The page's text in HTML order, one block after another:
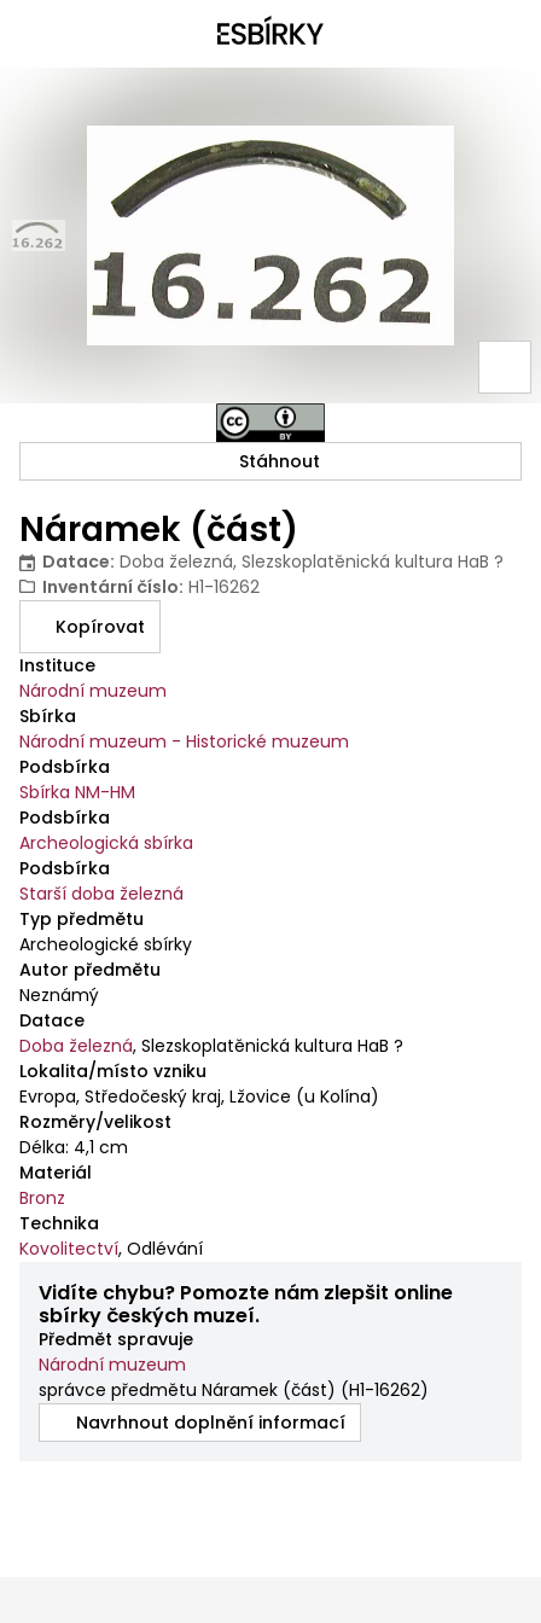
Náramek (část)
Datace: Doba železná, Slezskoplatěnická kultura HaB ?
Inventární číslo: H1-16262
Kopírovat
Instituce
Národní muzeum
Sbírka
Národní muzeum - Historické muzeum
Podsbírka
Sbírka NM-HM
Podsbírka
Archeologická sbírka
Podsbírka
Starší doba železná
Typ předmětu
Archeologické sbírky
Autor předmětu
Neznámý
Datace
Doba železná, Slezskoplatěnická kultura HaB ?
Lokalita/místo vzniku
Evropa, Středočeský kraj, Lžovice (u Kolína)
Rozměry/velikost
Délka: 4,1 cm
Materiál
Bronz
Technika
Kovolitectví, Odlévání
Vidíte chybu? Pomozte nám zlepšit online
sbírky českých muzeí.
Předmět spravuje
Národní muzeum
správce předmětu Náramek (část) (H1-16262)
Navrhnout doplnění informací
Stáhnout